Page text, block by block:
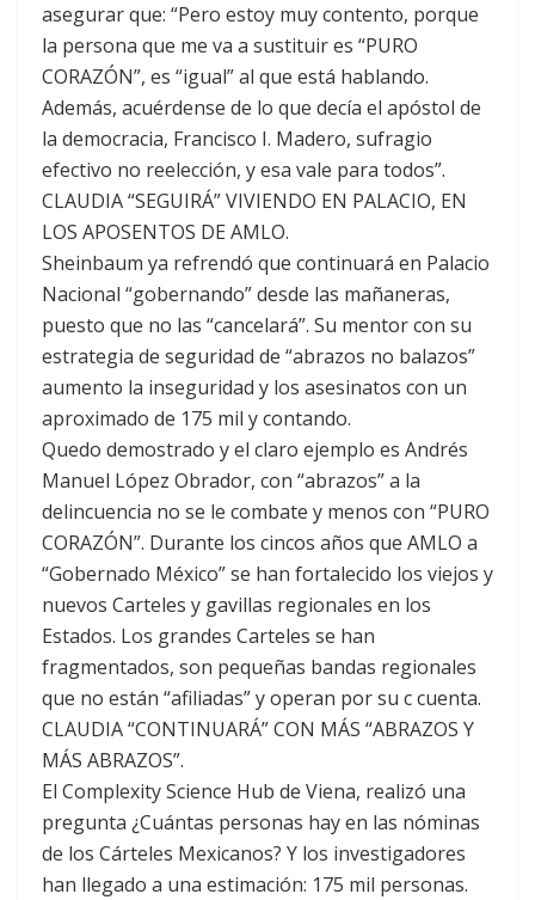
asegurar que: “Pero estoy muy contento, porque
la persona que me va a sustituir es “PURO
CORAZÓN”, es “igual” al que está hablando.
Además, acuérdense de lo que decía el apóstol de
la democracia, Francisco I. Madero, sufragio
efectivo no reelección, y esa vale para todos”.
CLAUDIA “SEGUIRÁ” VIVIENDO EN PALACIO, EN
LOS APOSENTOS DE AMLO.
Sheinbaum ya refrendó que continuará en Palacio
Nacional “gobernando” desde las mañaneras,
puesto que no las “cancelará”. Su mentor con su
estrategia de seguridad de “abrazos no balazos”
aumento la inseguridad y los asesinatos con un
aproximado de 175 mil y contando.
Quedo demostrado y el claro ejemplo es Andrés
Manuel López Obrador, con “abrazos” a la
delincuencia no se le combate y menos con “PURO
CORAZÓN”. Durante los cincos años que AMLO a
“Gobernado México” se han fortalecido los viejos y
nuevos Carteles y gavillas regionales en los
Estados. Los grandes Carteles se han
fragmentados, son pequeñas bandas regionales
que no están “afiliadas” y operan por su c cuenta.
CLAUDIA “CONTINUARÁ” CON MÁS “ABRAZOS Y
MÁS ABRAZOS”.
El Complexity Science Hub de Viena, realizó una
pregunta ¿Cuántas personas hay en las nóminas
de los Cárteles Mexicanos? Y los investigadores
han llegado a una estimación: 175 mil personas.